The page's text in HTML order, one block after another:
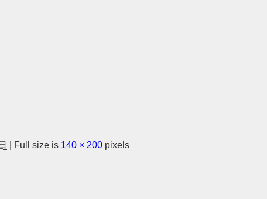
Full size is 140 × 200 pixels